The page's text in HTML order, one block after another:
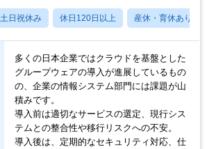
土日祝休み 休日120日以上 産休・育休あり
多くの日本企業ではクラウドを基盤とした
グループウェアの導入が進展しているもの
の、企業の情報システム部門には課題が山
積みです。
導入前は適切なサービスの選定、現行シス
テムとの整合性や移行リスクへの不安。
導入後は、定期的なセキュリティ対応、仕